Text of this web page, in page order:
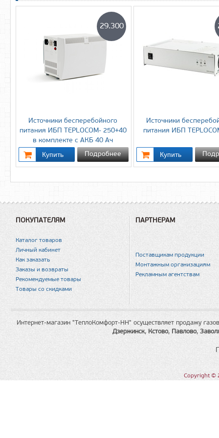
Источники бесперебойного
питания ИБП TEPLOCOM- 250+40
в комплекте с АКБ 40 Ач
29.300
Подробнее
Источники
питания ИБП
ПОКУПАТЕЛЯМ
Каталог товаров
Личный кабинет
Как заказать
Заказы и возвраты
Рекомендуемые товары
Товары со скидками
ПАРТНЕРАМ
Поставщикам продукции
Монтажным организациям
Рекламным агентствам
Интернет-магазин "ТеплоКомфорт-НН" осуществляет продажу
Дзержинск, Кстово, Павлово,
Copyright ©